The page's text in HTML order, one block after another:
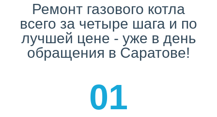
Ремонт газового котла
всего за четыре шага и по
лучшей цене - уже в день
обращения в Саратове!
01